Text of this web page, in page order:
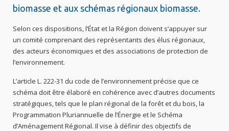
biomasse et aux schémas régionaux biomasse.
Selon ces dispositions, l’État et la Région doivent s’appuyer sur
un comité comprenant des représentants des élus régionaux,
des acteurs économiques et des associations de protection de
l’environnement.
L’article L. 222-31 du code de l’environnement précise que ce
schéma doit être élaboré en cohérence avec d’autres documents
stratégiques, tels que le plan régional de la forêt et du bois, la
Programmation Pluriannuelle de l’Énergie et le Schéma
d’Aménagement Régional. Il vise à définir des objectifs de